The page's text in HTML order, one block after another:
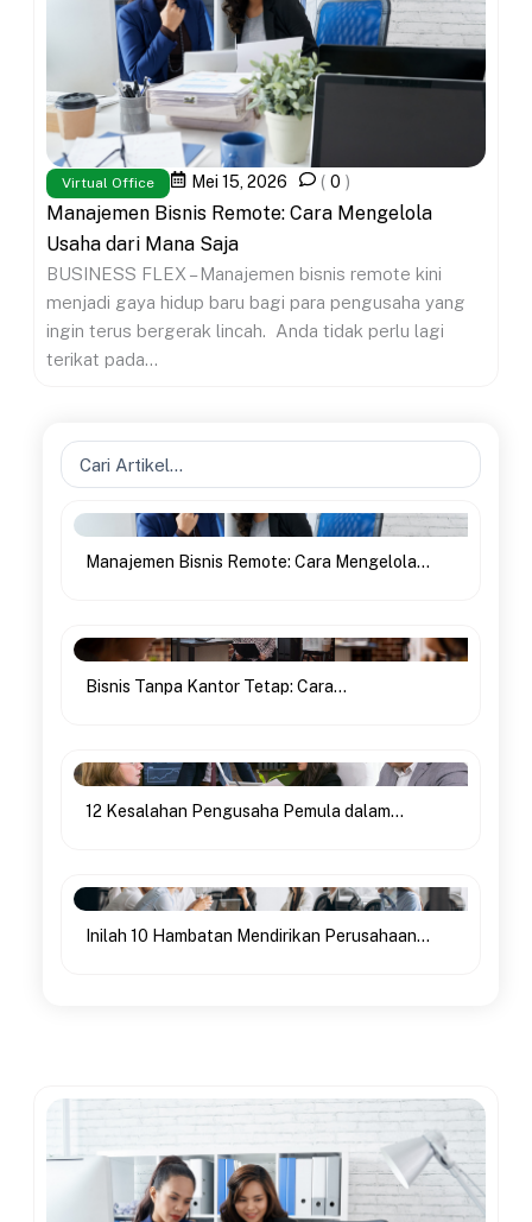
Virtual Office Mei 15, 2026 ( 0 )
Manajemen Bisnis Remote: Cara Mengelola
Usaha dari Mana Saja
BUSINESS FLEX – Manajemen bisnis remote kini
menjadi gaya hidup baru bagi para pengusaha yang
ingin terus bergerak lincah. Anda tidak perlu lagi
terikat pada...
Search
...
Manajemen Bisnis Remote: Cara Mengelola...
Bisnis Tanpa Kantor Tetap: Cara...
12 Kesalahan Pengusaha Pemula dalam...
Inilah 10 Hambatan Mendirikan Perusahaan...